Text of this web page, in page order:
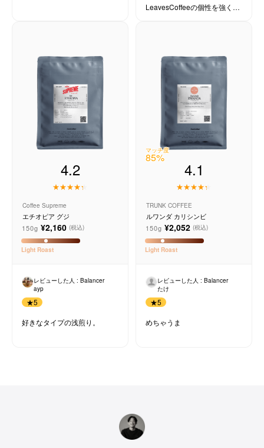
LeavesCoffeeの個性を強く感
4.2
Coffee Supreme
エチオピア グジ
150g ¥2,160 (税込)
Light Roast
レビューした人 : Balancer
ayp
★5
好きなタイプの浅煎り。
マッチ度
85%
4.1
TRUNK COFFEE
ルワンダ カリシンビ
150g ¥2,052 (税込)
Light Roast
レビューした人 : Balancer
たけ
★5
めちゃうま